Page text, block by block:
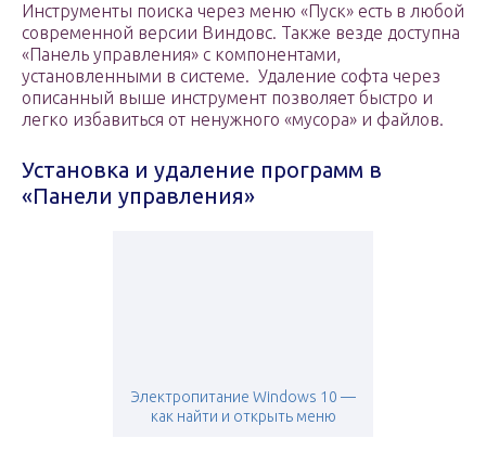
Инструменты поиска через меню «Пуск» есть в любой
современной версии Виндовс. Также везде доступна
«Панель управления» с компонентами,
установленными в системе. Удаление софта через
описанный выше инструмент позволяет быстро и
легко избавиться от ненужного «мусора» и файлов.
Установка и удаление программ в
«Панели управления»
Электропитание Windows 10 —
как найти и открыть меню